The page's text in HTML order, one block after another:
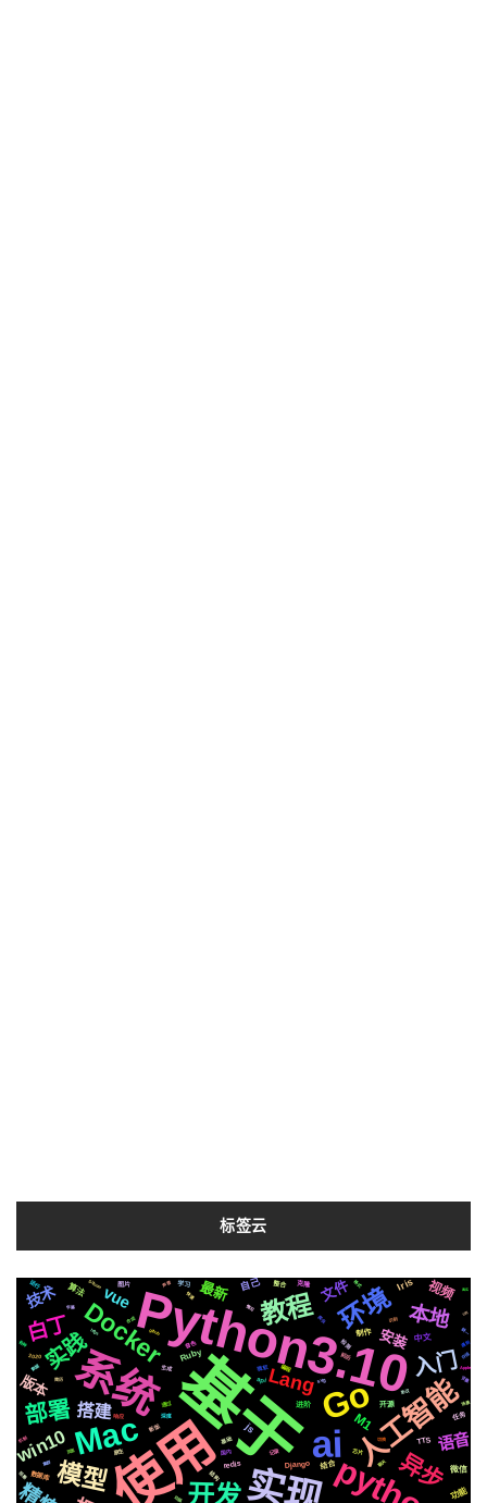
标签云
基于
使用
Python3.10
系统
ai
实现
Go
Mac 人工智能
开发
环境
教程
Docker
模型
部署
异步
实践 入门
本地
白丁
Lang
win10
搭建
语音
vue
技术 最新
版本
安装
文件
M1
视频
自己
js
Iris
中文
微信
算法
功能
Ruby
Django
进阶
redis 结合
开源
制作
TTS
整合
学习 克隆
任务
api
图片
数据库
基础
2020
微软
国内
深度
记录
编程
通过
新版
svg
生成
结构
运行
音色
响应
原生 芯片
前后
检测
github
切换
动画
爬虫
情况
协议
聊天
合成
页面
https
简历
快速
识别
集群
声音
机制
数据
格式
字幕
变量
场景
阻塞
Apple
各种
存储
Silicon
遇到
统一
公司
真实